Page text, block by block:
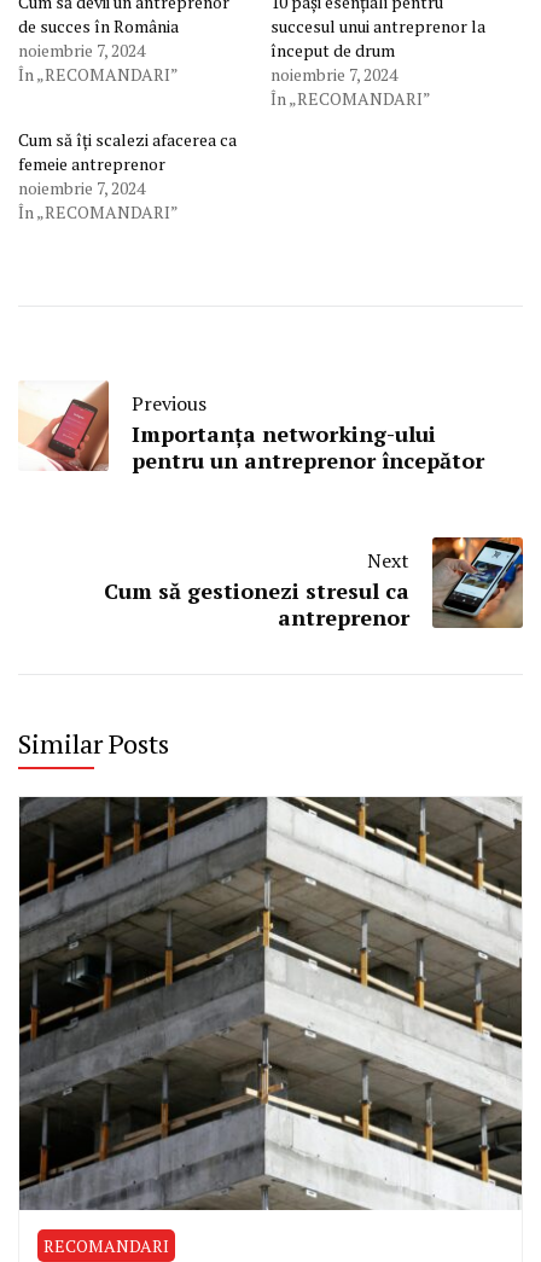
de succes în România
noiembrie 7, 2024
În „RECOMANDARI”
succesul unui antreprenor la
început de drum
noiembrie 7, 2024
În „RECOMANDARI”
Cum să îți scalezi afacerea ca
femeie antreprenor
noiembrie 7, 2024
În „RECOMANDARI”
Previous
Importanța networking-ului
pentru un antreprenor începător
Next
Cum să gestionezi stresul ca
antreprenor
Similar Posts
RECOMANDARI